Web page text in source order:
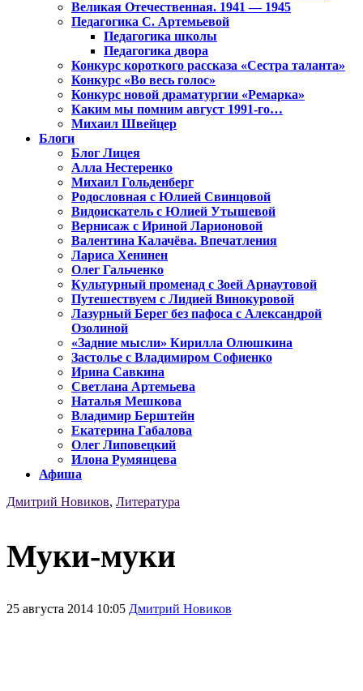
Великая Отечественная. 1941 — 1945
Педагогика С. Артемьевой
Педагогика школы
Педагогика двора
Конкурс короткого рассказа «Сестра таланта»
Конкурс «Во весь голос»
Конкурс новой драматургии «Ремарка»
Каким мы помним август 1991-го…
Михаил Швейцер
Блоги
Блог Лицея
Алла Нестеренко
Михаил Гольденберг
Родословная с Юлией Свинцовой
Видоискатель с Юлией Утышевой
Вернисаж с Ириной Ларионовой
Валентина Калачёва. Впечатления
Лариса Хенинен
Олег Гальченко
Культурный променад с Зоей Арнаутовой
Путешествуем с Лидией Винокуровой
Лазурный Берег без пафоса с Александрой
Озолиной
«Задние мысли» Кирилла Олюшкина
Застолье с Владимиром Софиенко
Ирина Савкина
Светлана Артемьева
Наталья Мешкова
Владимир Берштейн
Екатерина Габалова
Олег Липовецкий
Илона Румянцева
Афиша
Дмитрий Новиков, Литература
Муки-муки
25 августа 2014 10:05 Дмитрий Новиков